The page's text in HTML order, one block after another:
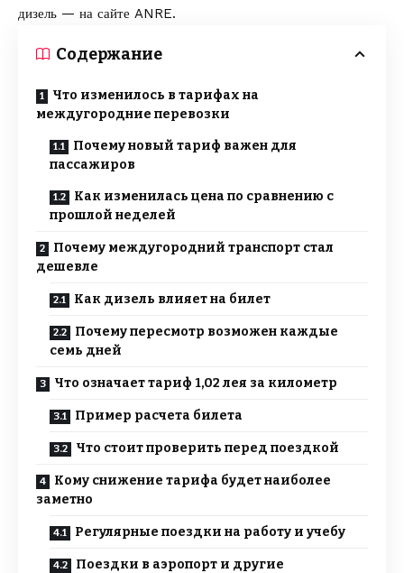
дизель — на сайте ANRE.
Содержание
Что изменилось в тарифах на
междугородние перевозки
Почему новый тариф важен для
пассажиров
Как изменилась цена по сравнению с
прошлой неделей
Почему междугородний транспорт стал
дешевле
Как дизель влияет на билет
Почему пересмотр возможен каждые
семь дней
Что означает тариф 1,02 лея за километр
Пример расчета билета
Что стоит проверить перед поездкой
Кому снижение тарифа будет наиболее
заметно
Регулярные поездки на работу и учебу
Поездки в аэропорт и другие